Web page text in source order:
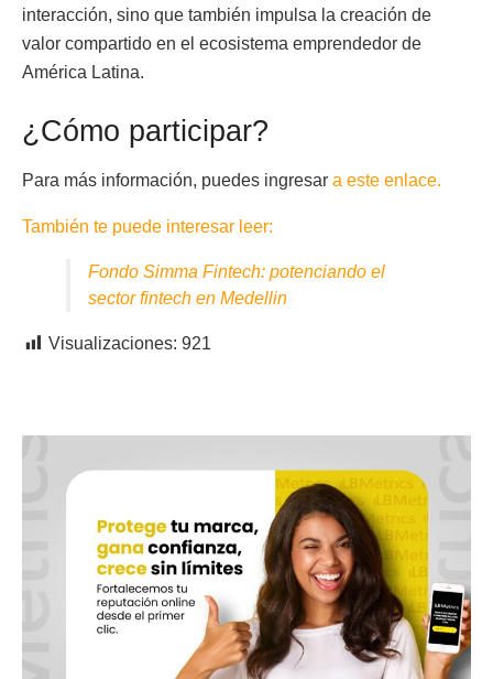
interacción, sino que también impulsa la creación de
valor compartido en el ecosistema emprendedor de
América Latina.
¿Cómo participar?
Para más información, puedes ingresar a este enlace.
También te puede interesar leer:
Fondo Simma Fintech: potenciando el
sector fintech en Medellin
Visualizaciones: 921